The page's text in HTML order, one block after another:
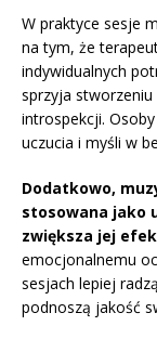
W praktyce sesje
na tym, że
indywidualnych
sprzyja
introspekcji.
uczucia i myśli w
Dodatkowo,
stosowana jako
zwiększa jej
emocjonalnemu
sesjach lepiej
podnoszą jakość